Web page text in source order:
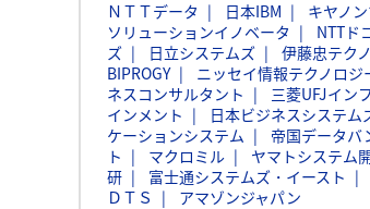
ＮＴＴデータ 日本IBM キヤノ
ソリューションイノベータ
NTTド
ズ
日立システムズ 伊藤忠テク
BIPROGY
ニッセイ情報テクノロジ
ネスコンサルタント
三菱UFJイン
インメント
日本ビジネスシステム
ケーションシステム
帝国データバ
ト
マクロミル ヤマトシステム
研
富士通システムズ・イースト
ＤＴＳ
アマゾンジャパン